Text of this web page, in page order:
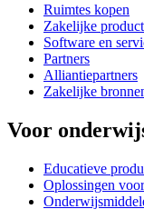
Ruimtes kopen
Zakelijke
Software en
Partners
Alliantiepartners
Zakelijke
Voor
Educatieve
Oplossingen